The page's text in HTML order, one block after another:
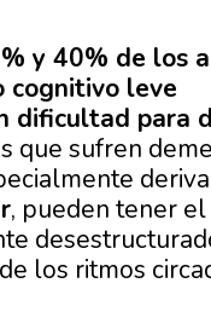
y 40% de los
cognitivo leve
dificultad para
que sufren
, pueden tener
los ritmos